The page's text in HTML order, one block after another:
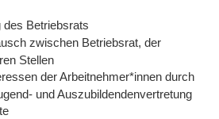
des Betriebsrats
zwischen Betriebsrat, der
Stellen
der Arbeitnehmer*innen durch
und Auszubildendenvertretung